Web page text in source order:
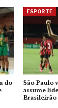
do
ESPORTE
São Paulo
assume